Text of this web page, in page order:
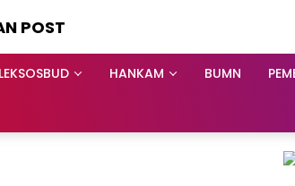
POST
HANKAM BUMN